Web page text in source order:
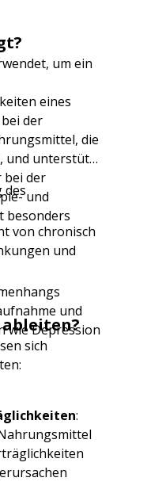
um ein
eines
der
die
und unterstützt
bei der
und
besonders
des
von chronisch
und
und
wie Depression
ableiten?
sich
: